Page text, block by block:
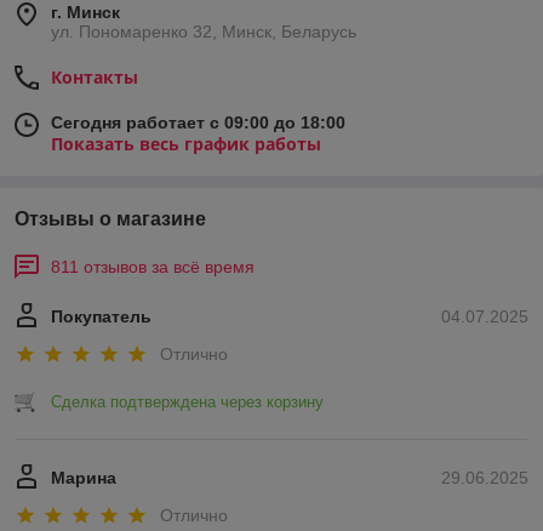
г. Минск
ул. Пономаренко 32, Минск, Беларусь
Контакты
Сегодня работает с 09:00 до 18:00
Показать весь график работы
Отзывы о магазине
811 отзывов за всё время
04.07.2025
Покупатель
Отлично
Сделка подтверждена через корзину
29.06.2025
Марина
Отлично